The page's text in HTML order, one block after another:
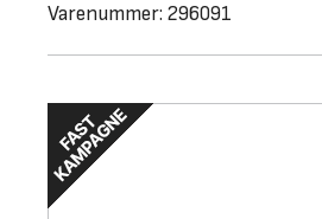
Varenummer: 296091